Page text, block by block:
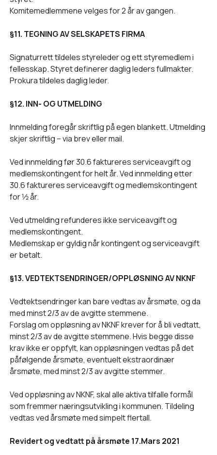
Komitemedlemmene velges for 2 år av gangen.
§11. TEGNING AV SELSKAPETS FIRMA
Signaturrett tildeles styreleder og ett styremedlem i
fellesskap. Styret definerer daglig leders fullmakter.
Prokura tildeles daglig leder.
§12. INN- OG UTMELDING
Innmelding foregår skriftlig på egen blankett. Utmelding
skjer skriftlig – via brev eller mail.
Ved innmelding før 30.6 faktureres serviceavgift og
medlemskontingent for helt år. Ved innmelding etter
30.6 faktureres serviceavgift og medlemskontingent
for 1⁄2 år.
Ved utmelding refunderes ikke serviceavgift og
medlemskontingent.
Medlemskap er gyldig når kontingent og serviceavgift
er betalt.
§13. VEDTEKTSENDRINGER/OPPLØSNING AV NKNF
Vedtektsendringer kan bare vedtas av årsmøte, og da
med minst 2/3 av de avgitte stemmene.
Forslag om oppløsning av NKNF krever for å bli vedtatt,
minst 2/3 av de avgitte stemmene. Hvis begge disse
krav ikke er oppfylt, kan oppløsningen vedtas på det
påfølgende årsmøte, eventuelt ekstraordinær
årsmøte, med minst 2/3 av avgitte stemmer.
Ved oppløsning av NKNF, skal alle aktiva tilfalle formål
som fremmer næringsutvikling i kommunen. Tildeling
vedtas ved årsmøte med simpelt flertall.
Revidert og vedtatt på årsmøte 17.Mars 2021